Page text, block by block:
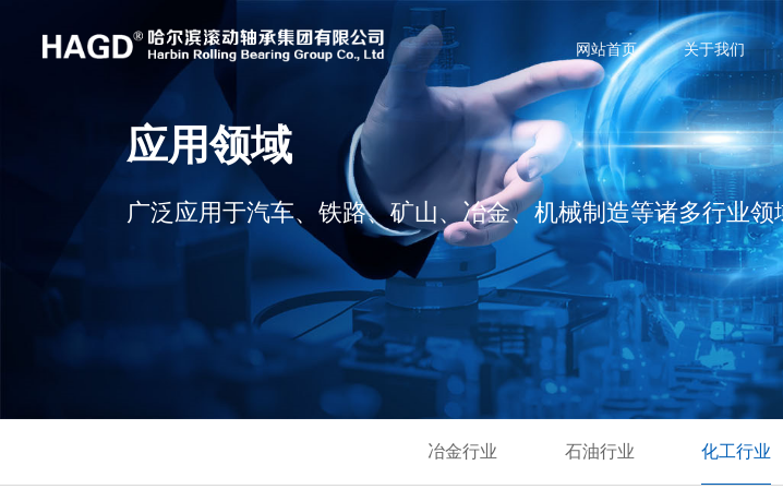
网站首页 关于我们
应用领域
广泛应用于汽车、铁路、矿山、冶金、机械制造等诸多行业领
冶金行业 石油行业 化工行业